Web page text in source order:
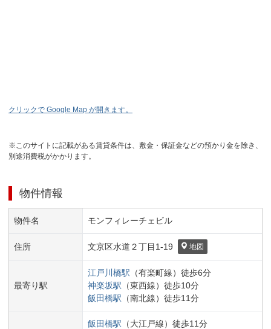
クリックで Google Map が開きます。
※このサイトに記載がある賃貸条件は、敷金・保証金などの預かり金を除き、
別途消費税がかかります。
物件情報
物件名 モンフィレーチェビル
住所 文京区水道２丁目 1-19 地図
最寄り駅
江戸川橋駅 （有楽町線） 徒歩6分
神楽坂駅 （東西線） 徒歩10分
飯田橋駅 （南北線） 徒歩11分
飯田橋駅 （大江戸線） 徒歩11分